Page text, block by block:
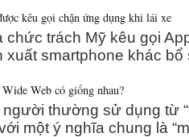
kêu gọi chặn ứng dụng khi lái xe
chức trách Mỹ kêu gọi
xuất smartphone khác bổ
Web có giống nhau?
thường sử dụng từ
một ý nghĩa chung là